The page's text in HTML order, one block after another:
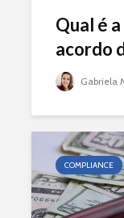
Qual é
acordo
Gabriela
COMPLIANCE